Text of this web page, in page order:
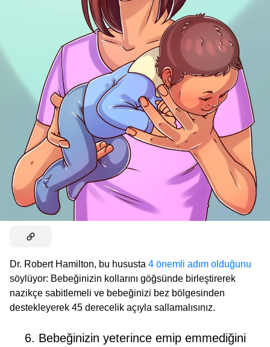
Dr. Robert Hamilton, bu hususta 4 önemli adım olduğunu
söylüyor: Bebeğinizin kollarını göğsünde birleştirerek
nazikçe sabitlemeli ve bebeğinizi bez bölgesinden
destekleyerek 45 derecelik açıyla sallamalısınız.
6. Bebeğinizin yeterince emip emmediğini